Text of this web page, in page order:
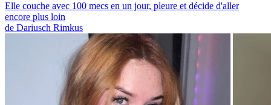
Elle couche avec 100 mecs en un jour, pleure et décide d'aller
encore plus loin
de Dariusch Rimkus